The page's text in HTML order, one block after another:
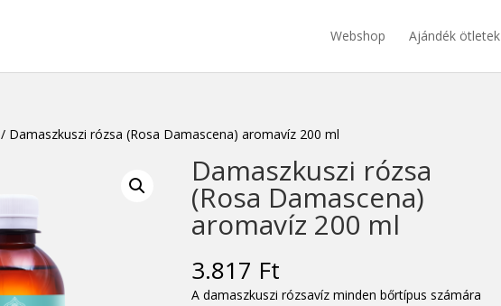
Webshop Ajándék ötletek
/ Damaszkuszi rózsa (Rosa Damascena) aromavíz 200 ml
Damaszkuszi rózsa
(Rosa Damascena)
aromavíz 200 ml
3.817 Ft
A damaszkuszi rózsavíz minden bőrtípus számára